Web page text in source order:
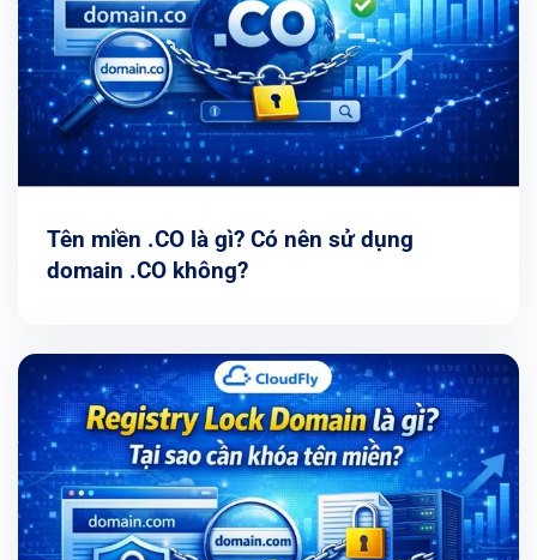
Tên miền .CO là gì? Có nên sử dụng
domain .CO không?